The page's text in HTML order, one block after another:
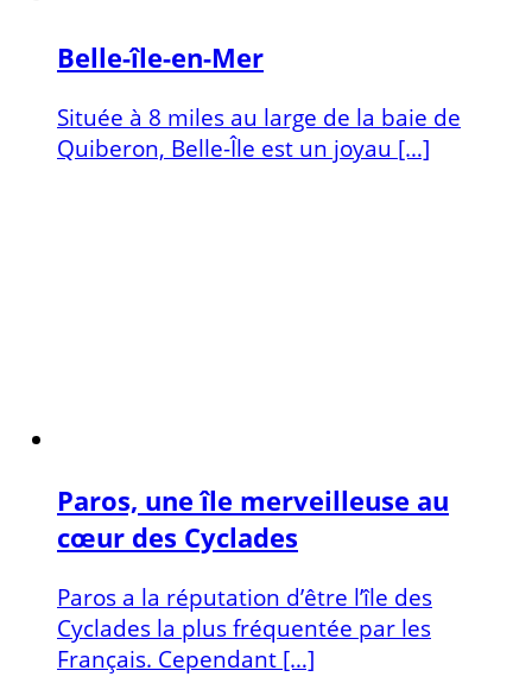
Belle-île-en-Mer
Située à 8 miles au large de la baie de
Quiberon, Belle-Île est un joyau […]
Paros, une île merveilleuse au
cœur des Cyclades
Paros a la réputation d’être l’île des
Cyclades la plus fréquentée par les
Français. Cependant […]